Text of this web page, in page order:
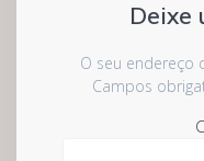
Deixe
O seu endereço
Campos